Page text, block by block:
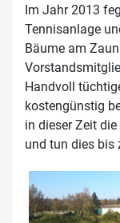
Im Jahr 2013
Tennisanlage
Bäume am
Handvoll
kostengünstig
in dieser Zeit
und tun dies bis